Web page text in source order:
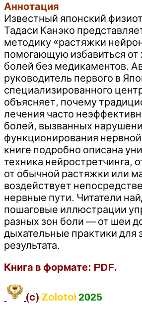
Аннотация
Известный японский
Тадаси Канэко
методику «растяжки
помогающую избавиться от
болей без медикаментов.
руководитель первого в
специализированного
объясняет, почему
лечения часто
болей, вызванных
функционирования
книге подробно описана
техника нейростретчинга,
от обычной растяжки или
воздействует
нервные пути. Читатели
пошаговые иллюстрации
разных зон боли — от шеи
дыхательные практики для
результата.
Книга в формате: PDF.
(c) Zolotoi 2025